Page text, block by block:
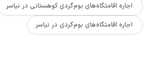
اجاره اقامتگاه‌های بوم‌گردی کوهستانی در نیاسر
اجاره اقامتگاه‌های بوم‌گردی در نیاسر